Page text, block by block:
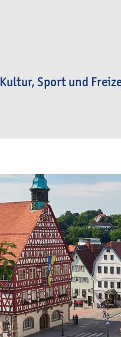
Kultur, Sport und